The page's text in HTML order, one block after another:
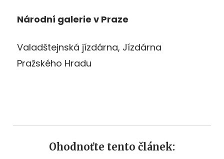
Národní galerie v Praze
Valadštejnská jízdárna, Jízdárna
Pražského Hradu
Ohodnoťte tento článek: